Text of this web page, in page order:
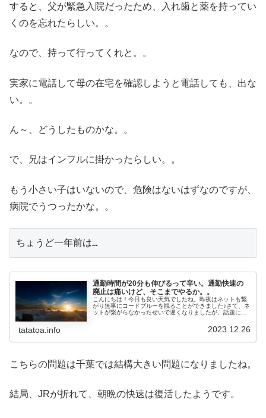
すると、父が緊急入院だったため、入れ歯と薬を持ってい
くのを忘れたらしい。。
なので、持って行ってくれと。。
実家に電話して母の在宅を確認しようと電話しても、出な
い。。
ん～、どうしたものかな。。
で、兄はインフルに掛かったらしい。。
もう小さい子はいないので、危険はないはずなのですが、
病院でうつったかな。。
ちょうど一年前は…
通勤時間が20分も伸びるって辛い。通勤快速の
廃止は痛いけど、そこまでやるか。。
こんにちは！今日も良い天気でしたね。昨夜はネットも繋
がり無事にコードブルーを観ることができました♪さて、ネ
ットが繋がらなかったせいで遅くなりましたが、話題にな
tatatoa.info 2023.12.26
こちらの問題は千葉では結構大きい問題になりましたね。
結局、JRが折れて、朝晩の快速は復活したようです。